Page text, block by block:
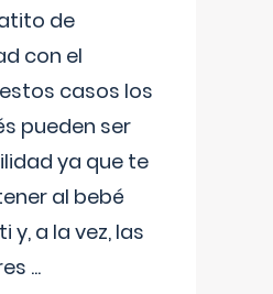
de
con el
casos los
pueden ser
ya que te
al bebé
y, a la vez, las
...